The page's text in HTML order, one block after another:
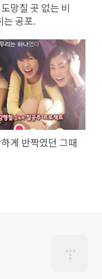
망칠 곳 없는 비
는 공포.
게 반짝였던 그때